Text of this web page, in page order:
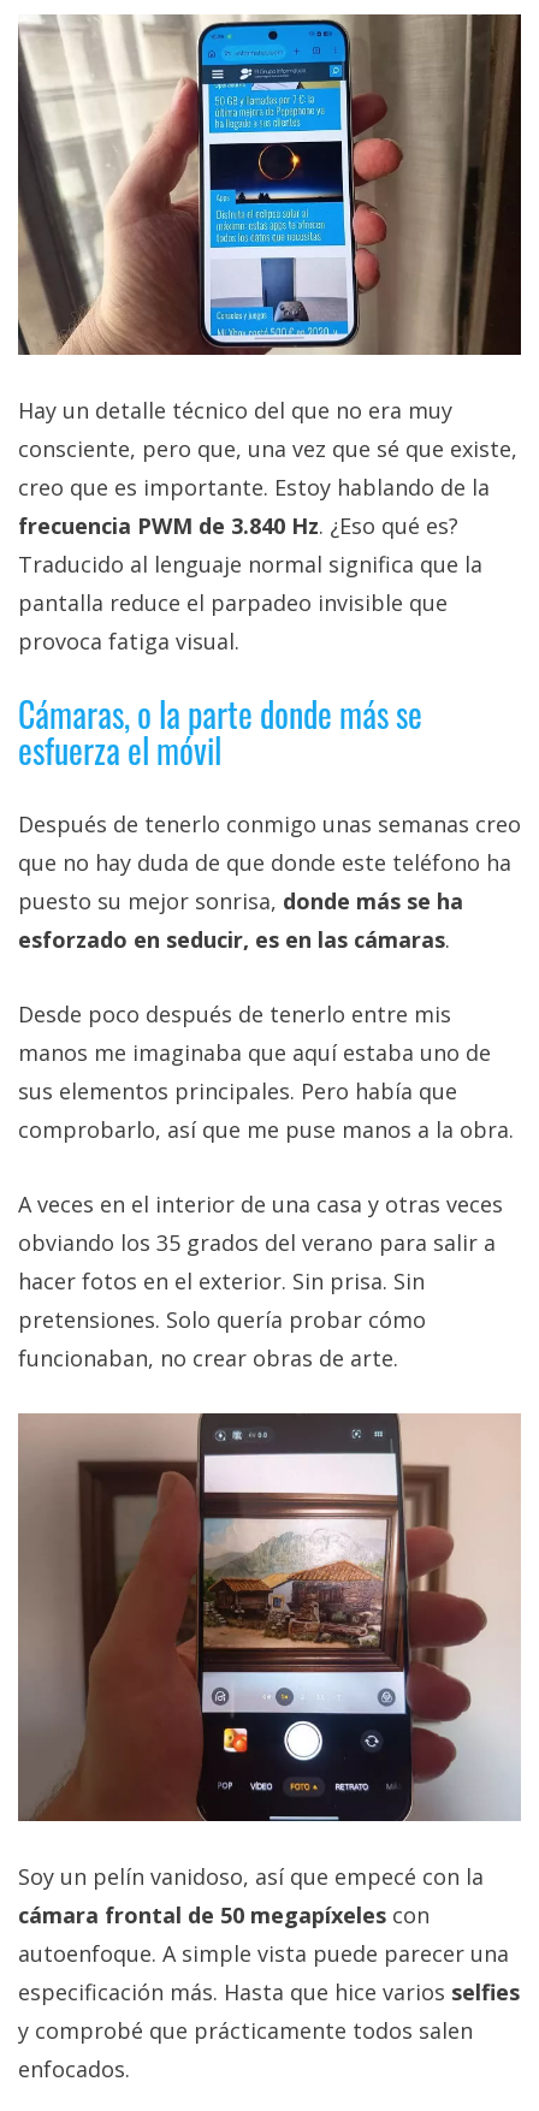
Hay un detalle técnico del que no era muy
consciente, pero que, una vez que sé que existe,
creo que es importante. Estoy hablando de la
frecuencia PWM de 3.840 Hz. ¿Eso qué es?
Traducido al lenguaje normal significa que la
pantalla reduce el parpadeo invisible que
provoca fatiga visual.
Cámaras, o la parte donde más se
esfuerza el móvil
Después de tenerlo conmigo unas semanas creo
que no hay duda de que donde este teléfono ha
puesto su mejor sonrisa, donde más se ha
esforzado en seducir, es en las cámaras.
Desde poco después de tenerlo entre mis
manos me imaginaba que aquí estaba uno de
sus elementos principales. Pero había que
comprobarlo, así que me puse manos a la obra.
A veces en el interior de una casa y otras veces
obviando los 35 grados del verano para salir a
hacer fotos en el exterior. Sin prisa. Sin
pretensiones. Solo quería probar cómo
funcionaban, no crear obras de arte.
Soy un pelín vanidoso, así que empecé con la
cámara frontal de 50 megapíxeles con
autoenfoque. A simple vista puede parecer una
especificación más. Hasta que hice varios selfies
y comprobé que prácticamente todos salen
enfocados.